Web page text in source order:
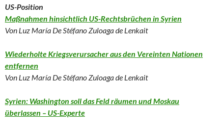
US-Position
Maßnahmen hinsichtlich US-Rechtsbrüchen in Syrien
Von Luz María De Stéfano Zuloaga de Lenkait
Wiederholte Kriegsverursacher aus den Vereinten Nationen
entfernen
Von Luz María De Stéfano Zuloaga de Lenkait
Syrien: Washington soll das Feld räumen und Moskau
überlassen – US-Experte